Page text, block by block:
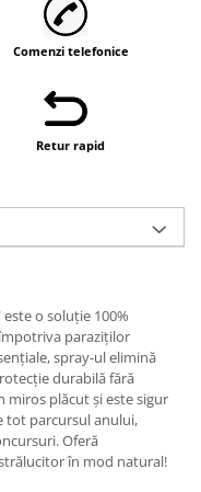
Comenzi telefonice
Retur rapid
este o soluție 100%
paraziților
spray-ul elimină
durabilă fără
miros plăcut și este sigur
tot parcursul anului,
Oferă
în mod natural!